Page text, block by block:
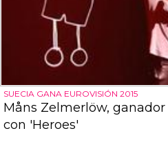
SUECIA GANA EUROVISIÓN 2015
Måns Zelmerlöw, ganador
con 'Heroes'